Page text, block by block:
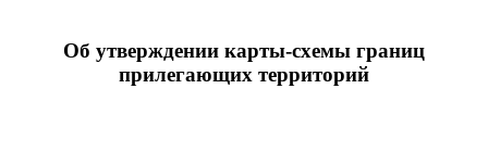
Об утверждении карты-схемы границ
прилегающих территорий